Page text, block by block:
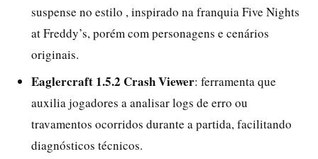
suspense no estilo , inspirado na franquia Five Nights
at Freddy’s, porém com personagens e cenários
originais.
Eaglercraft 1.5.2 Crash Viewer: ferramenta que
auxilia jogadores a analisar logs de erro ou
travamentos ocorridos durante a partida, facilitando
diagnósticos técnicos.